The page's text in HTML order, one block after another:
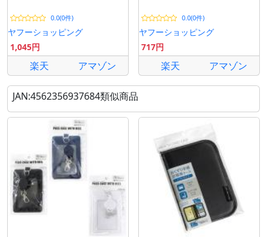
0.0(0件)
ヤフーショッピング
1,045円
楽天 アマゾン
0.0(0件)
ヤフーショッピング
717円
楽天 アマゾン
JAN:4562356937684類似商品